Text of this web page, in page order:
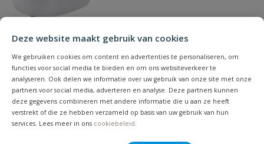
Deze website maakt gebruik van cookies
We gebruiken cookies om content en advertenties te personaliseren, om
functies voor social media te bieden en om ons websiteverkeer te
analyseren. Ook delen we informatie over uw gebruik van onze site met onze
partners voor social media, adverteren en analyse. Deze partners kunnen
deze gegevens combineren met andere informatie die u aan ze heeft
verstrekt of die ze hebben verzameld op basis van uw gebruik van hun
services. Lees meer in ons cookiebeleid.
Stanley Ratel 1/4" 72T